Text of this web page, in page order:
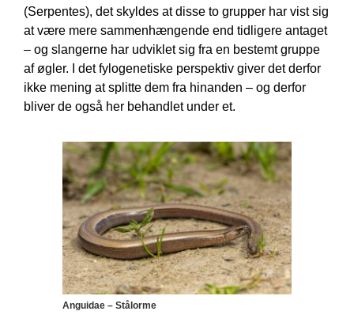
(Serpentes), det skyldes at disse to grupper har vist sig
at være mere sammenhængende end tidligere antaget
– og slangerne har udviklet sig fra en bestemt gruppe
af øgler. I det fylogenetiske perspektiv giver det derfor
ikke mening at splitte dem fra hinanden – og derfor
bliver de også her behandlet under et.
Anguidae – Stålorme